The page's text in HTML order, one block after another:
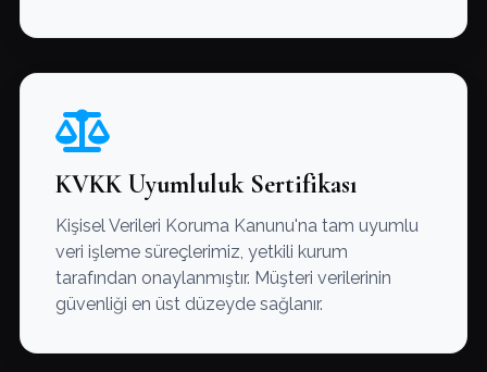
KVKK Uyumluluk Sertifikası
Kişisel Verileri Koruma Kanunu'na tam uyumlu
veri işleme süreçlerimiz, yetkili kurum
tarafından onaylanmıştır. Müşteri verilerinin
güvenliği en üst düzeyde sağlanır.